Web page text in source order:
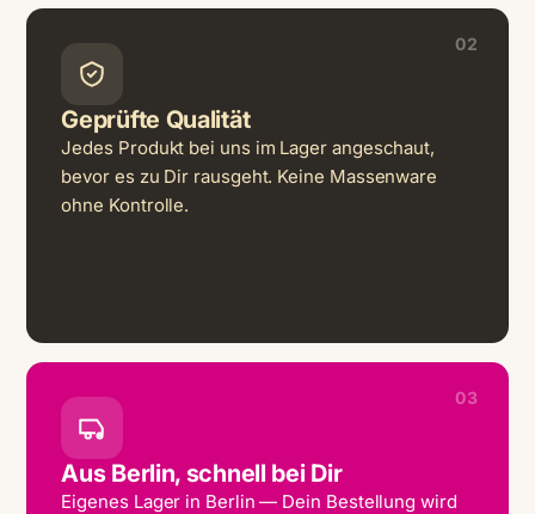
02
Geprüfte Qualität
Jedes Produkt bei uns im Lager angeschaut,
bevor es zu Dir rausgeht. Keine Massenware
ohne Kontrolle.
03
Aus Berlin, schnell bei Dir
Eigenes Lager in Berlin — Dein Bestellung wird